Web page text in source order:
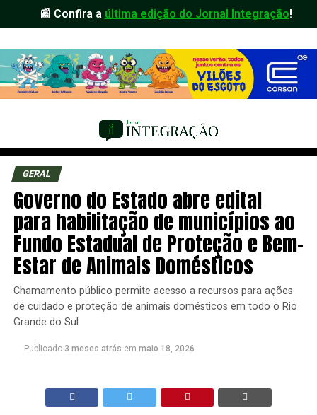
📰 Confira a última edição do Jornal Integração!
GERAL
Governo do Estado abre edital
para habilitação de municípios ao
Fundo Estadual de Proteção e Bem-
Estar de Animais Domésticos
Chamamento público permite acesso a recursos para ações
de cuidado e proteção de animais domésticos em todo o Rio
Grande do Sul
Publicado 3 meses atrás em maio 18, 2026